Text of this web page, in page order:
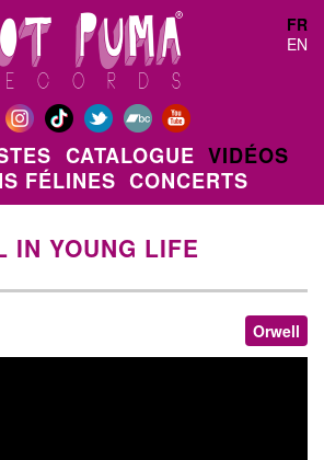
FR
EN
CATALOGUE VIDÉOS
FÉLINES CONCERTS
IN YOUNG LIFE
Orwell